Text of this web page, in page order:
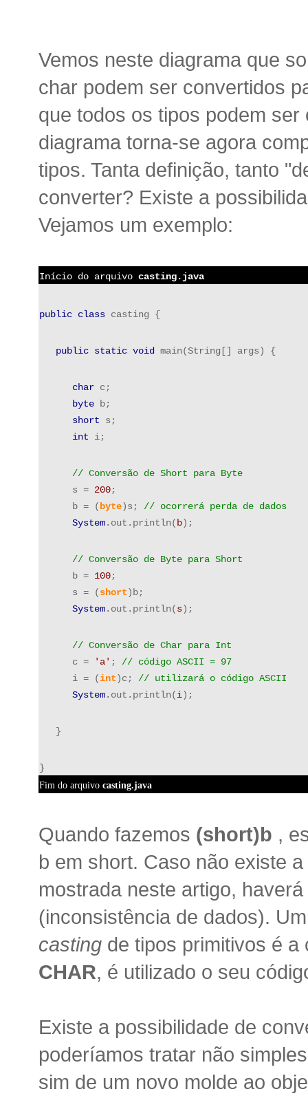
Vemos neste diagrama que
char podem ser convertidos
que todos os tipos podem
diagrama torna-se agora
tipos. Tanta definição, tanto
converter? Existe a
Vejamos um exemplo:
Início do arquivo casting.java
public class casting {
public static void main(String[] args) {
char c;
byte b;
short s;
int i;
// Conversão de Short para Byte
s = 200 ;
b = ( byte )s; // ocorrerá perda de dados
System .out.println( b );
// Conversão de Byte para Short
b = 100 ;
s = ( short )b;
System .out.println( s );
// Conversão de Char para Int
c = 'a' ; // código ASCII = 97
i = ( int )c; // utilizará o código ASCII
System .out.println( i );
}
}
Fim do arquivo casting.java
Quando fazemos (short)b ,
b em short. Caso não existe
mostrada neste artigo,
(inconsistência de dados).
casting de tipos primitivos é
CHAR, é utilizado o seu
Existe a possibilidade de
poderíamos tratar não
sim de um novo molde ao